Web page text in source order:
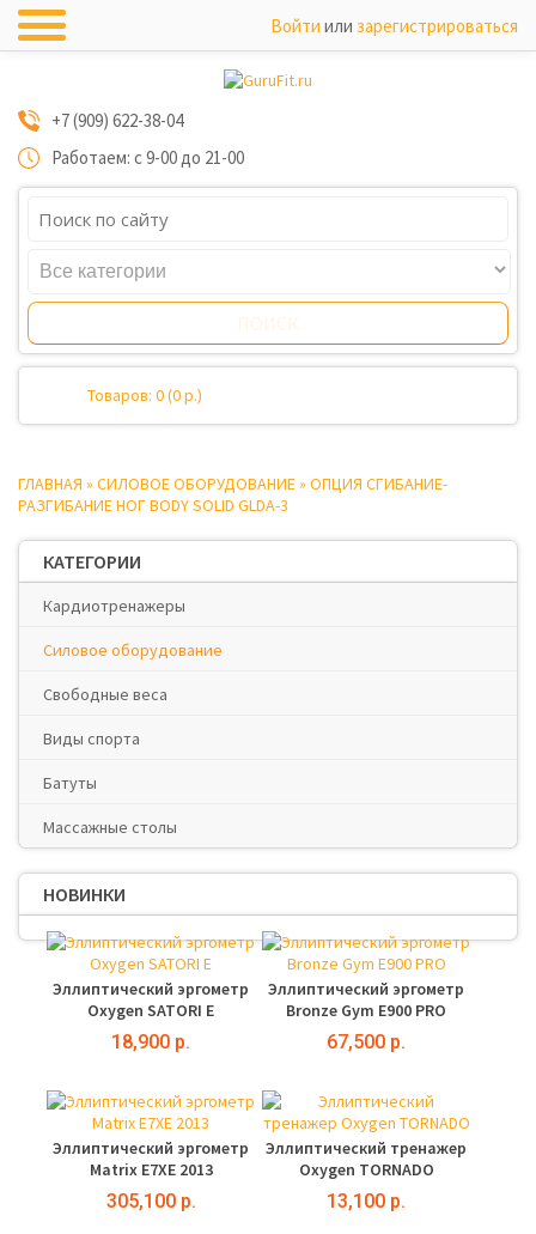
Войти или зарегистрироваться
+7 (909) 622-38-04
Работаем: с 9-00 до 21-00
Товаров: 0 (0 р.)
ГЛАВНАЯ » СИЛОВОЕ ОБОРУДОВАНИЕ» ОПЦИЯ СГИБАНИЕ-
РАЗГИБАНИЕ НОГ BODY SOLID GLDA-3
КАТЕГОРИИ
Кардиотренажеры
Силовое оборудование
Свободные веса
Виды спорта
Батуты
Массажные столы
НОВИНКИ
Эллиптический эргометр
Oxygen SATORI E
18,900 р.
Эллиптический эргометр
Bronze Gym E900 PRO
67,500 р.
Эллиптический эргометр
Matrix E7XE 2013
305,100 р.
Эллиптический тренажер
Oxygen TORNADO
13,100 р.